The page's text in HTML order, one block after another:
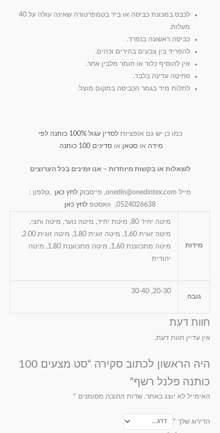
לכבס במכונת כביסה או ביד בטמפרטורה שאינה עולה על 40
מעלות.
כביסה ראשונה בנפרד.
להפריד בין צבעים בהירים וכהים.
אין להוסיף כלור או חומר מלבין אחר.
סחיטה עדינה בלבד.
לתלות מיד בגמר הכביסה במקום מוצל.
כמו כן יש גם אופציות
לסדין עגול 100% כותנה לפי
מידה אוסטאן אוסדינים 100 כותנה
לשאלות או בקשות מיוחדות – אנו זמינים בכל הערוצים
מייל onedin@onedintex.com, פייסבוק לחץ כאן ,טלפון :
0524026638, וואסטפ
לחץ כאן
מידות
מיטה יחיד 80, מיטת יחיד, מיטה נוער, מיטה וחצי,
מיטה זוגית 1.60, מיטה זוגית 1.80, מיטה זוגית 2.00,
מיטה מתכווננת 1.60, מיטה מתכווננת 1.80, מיטה
יהודית
גובה
20-30, 30-40
חוות דעת
אין עדיין חוות דעת.
היה הראשון לכתוב סקירה “סט מצעים 100
כותנה פלנל רשף”
האימייל לא יוצג באתר. שדות החובה מסומנים *
הדירוג שלך *